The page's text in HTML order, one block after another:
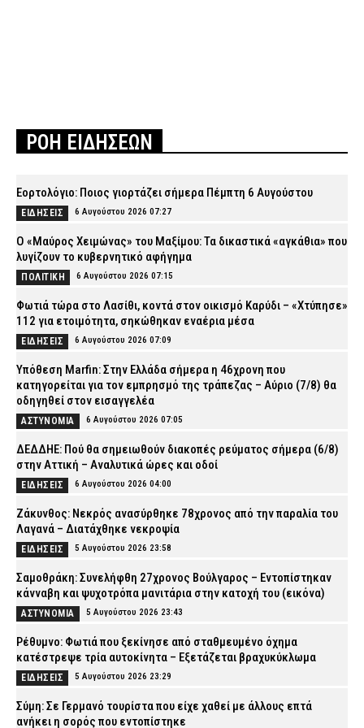
ΡΟΗ ΕΙΔΗΣΕΩΝ
Εορτολόγιο: Ποιος γιορτάζει σήμερα Πέμπτη 6 Αυγούστου
ΕΙΔΗΣΕΙΣ 6 Αυγούστου 2026 07:27
Ο «Μαύρος Χειμώνας» του Μαξίμου: Τα δικαστικά «αγκάθια» που
λυγίζουν το κυβερνητικό αφήγημα
ΠΟΛΙΤΙΚΗ 6 Αυγούστου 2026 07:15
Φωτιά τώρα στο Λασίθι, κοντά στον οικισμό Καρύδι – «Χτύπησε»
112 για ετοιμότητα, σηκώθηκαν εναέρια μέσα
ΕΙΔΗΣΕΙΣ 6 Αυγούστου 2026 07:09
Υπόθεση Marfin: Στην Ελλάδα σήμερα η 46χρονη που
κατηγορείται για τον εμπρησμό της τράπεζας – Αύριο (7/8) θα
οδηγηθεί στον εισαγγελέα
ΑΣΤΥΝΟΜΙΑ 6 Αυγούστου 2026 07:05
ΔΕΔΔΗΕ: Πού θα σημειωθούν διακοπές ρεύματος σήμερα (6/8)
στην Αττική – Αναλυτικά ώρες και οδοί
ΕΙΔΗΣΕΙΣ 6 Αυγούστου 2026 04:00
Ζάκυνθος: Νεκρός ανασύρθηκε 78χρονος από την παραλία του
Λαγανά – Διατάχθηκε νεκροψία
ΕΙΔΗΣΕΙΣ 5 Αυγούστου 2026 23:58
Σαμοθράκη: Συνελήφθη 27χρονος Βούλγαρος – Εντοπίστηκαν
κάνναβη και ψυχοτρόπα μανιτάρια στην κατοχή του (εικόνα)
ΑΣΤΥΝΟΜΙΑ 5 Αυγούστου 2026 23:43
Ρέθυμνο: Φωτιά που ξεκίνησε από σταθμευμένο όχημα
κατέστρεψε τρία αυτοκίνητα – Εξετάζεται βραχυκύκλωμα
ΕΙΔΗΣΕΙΣ 5 Αυγούστου 2026 23:29
Σύμη: Σε Γερμανό τουρίστα που είχε χαθεί με άλλους επτά
ανήκει η σορός που εντοπίστηκε